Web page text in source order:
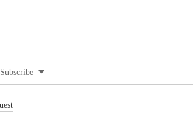
Subscribe